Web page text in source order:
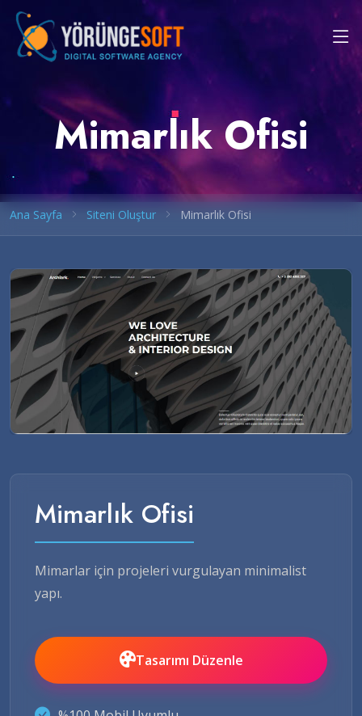
Mimarlık Ofisi
Ana Sayfa Siteni Oluştur Mimarlık Ofisi
Mimarlık Ofisi
Mimarlar için projeleri vurgulayan minimalist
yapı.
Tasarımı Düzenle